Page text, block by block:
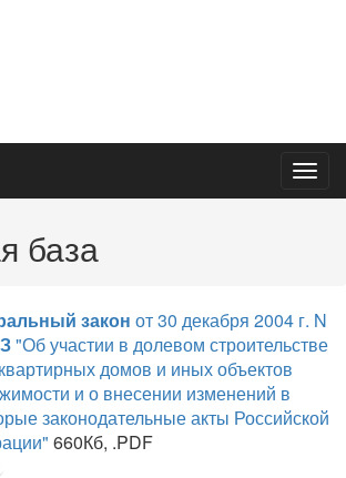
база
закон от 30 декабря 2004 г. N
"Об участии в долевом строительстве
домов и иных объектов
и о внесении изменений в
законодательные акты Российской
660Кб, .PDF